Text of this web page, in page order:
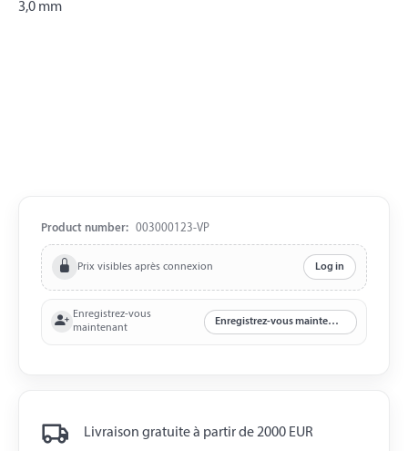
Product number: 003000123-VP
Prix visibles après connexion Log in
Enregistrez-vous
maintenant
Enregistrez-vous maintenant
Livraison gratuite à partir de 2000 EUR